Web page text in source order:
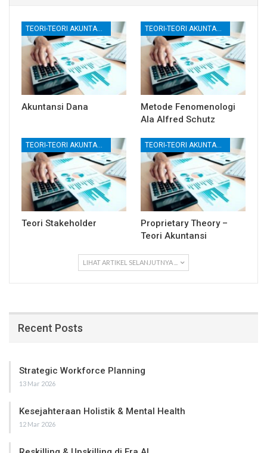
TEORI-TEORI AKUNTANSI
Akuntansi Dana
TEORI-TEORI AKUNTANSI
Metode Fenomenologi
Ala Alfred Schutz
TEORI-TEORI AKUNTANSI
Teori Stakeholder
TEORI-TEORI AKUNTANSI
Proprietary Theory –
Teori Akuntansi
LIHAT ARTIKEL SELANJUTNYA ...
Recent Posts
Strategic Workforce Planning
13 Mar 2026
Kesejahteraan Holistik & Mental Health
12 Mar 2026